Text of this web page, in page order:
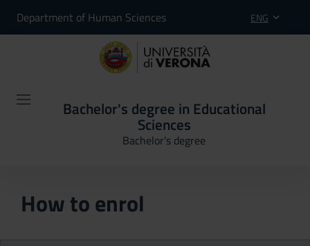
Department of Human Sciences ENG
Bachelor's degree in Educational
Sciences
Bachelor's degree
How to enrol